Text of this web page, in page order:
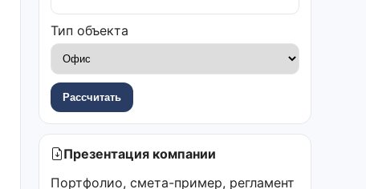
Тип объекта
Рассчитать
Презентация компании
Портфолио, смета-пример, регламент